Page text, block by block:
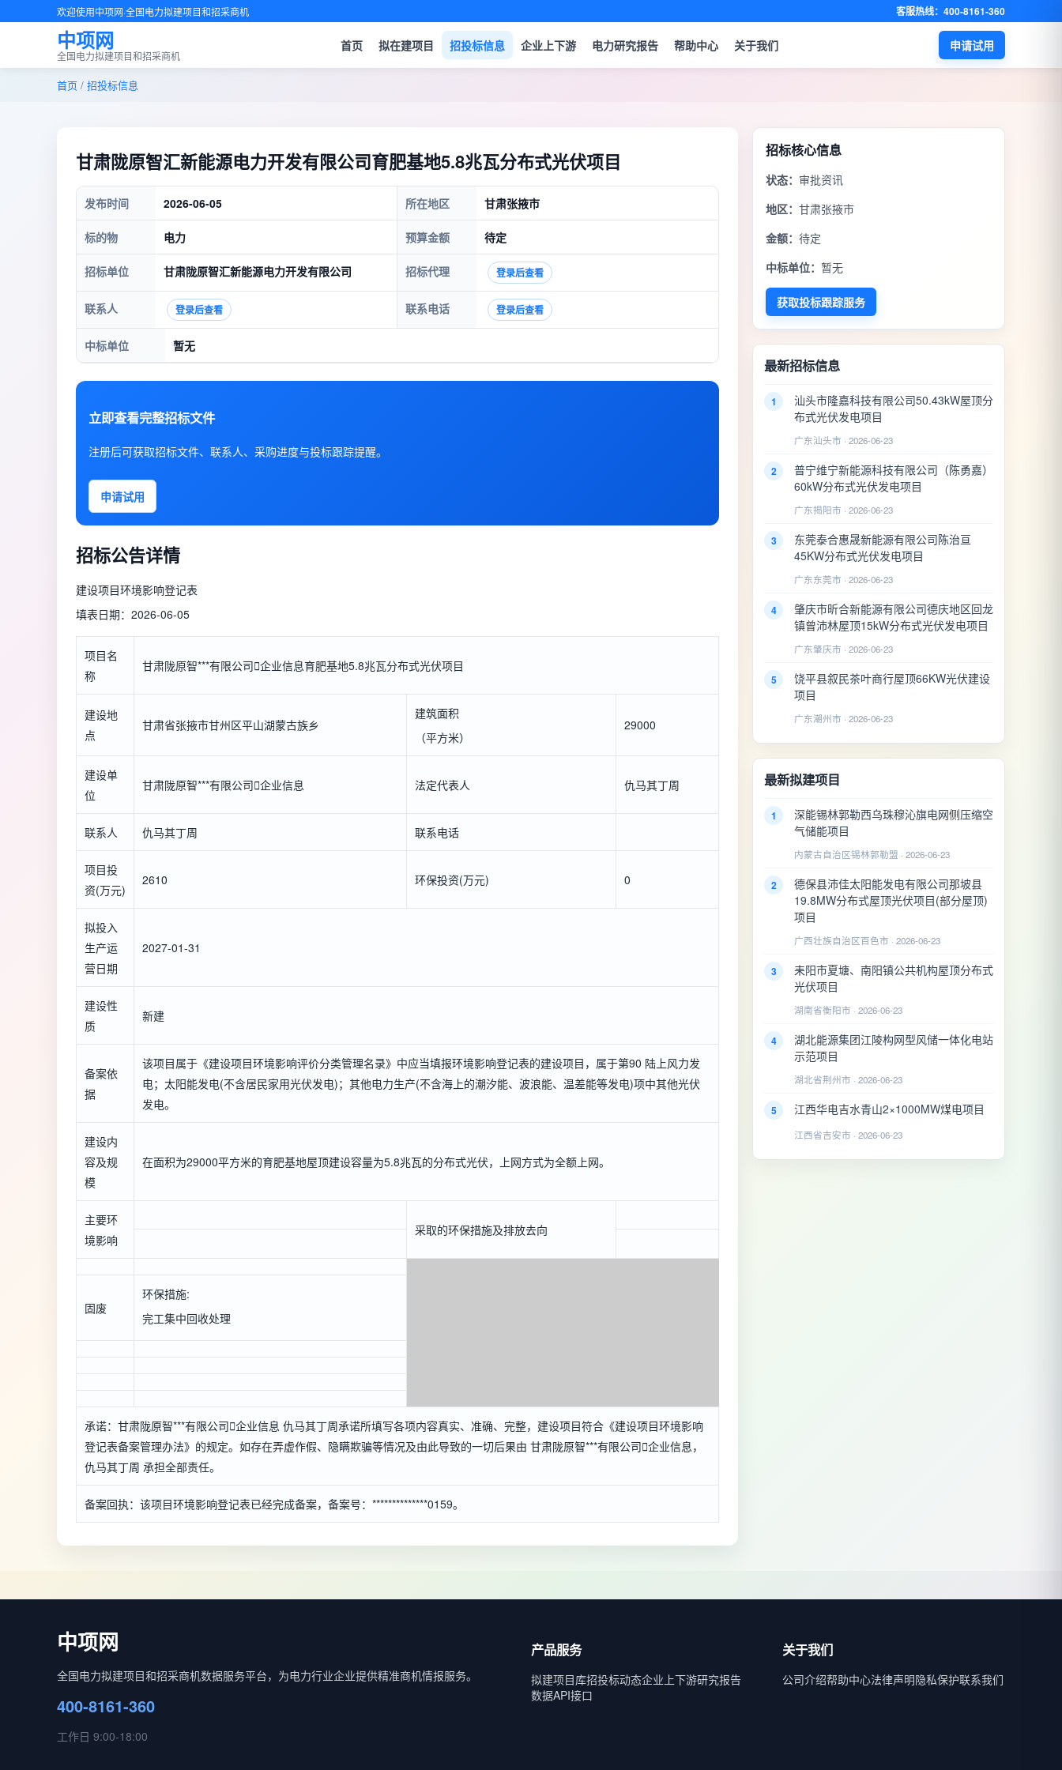
欢迎使用中项网·全国电力拟建项目和招采商机 客服热线：400-8161-360
中项网
全国电力拟建项目和招采商机
首页 拟在建项目 招投标信息 企业上下游 电力研究报告 帮助中心 关于我们 申请试用
首页 / 招投标信息
甘肃陇原智汇新能源电力开发有限公司育肥基地5.8兆瓦分布式光伏项目
发布时间 2026-06-05 所在地区 甘肃张掖市
标的物 电力 预算金额 待定
招标单位 甘肃陇原智汇新能源电力开发有限公司 招标代理 登录后查看
联系人 登录后查看 联系电话 登录后查看
中标单位 暂无
立即查看完整招标文件
注册后可获取招标文件、联系人、采购进度与投标跟踪提醒。
申请试用
招标公告详情
建设项目环境影响登记表
填表日期：2026-06-05
项目名
称
甘肃陇原智***有限公司企业信息育肥基地5.8兆瓦分布式光伏项目
建设地
点
甘肃省张掖市甘州区平山湖蒙古族乡
建筑面积
（平方米）
29000
建设单
位
甘肃陇原智***有限公司企业信息 法定代表人 仇马其丁周
联系人 仇马其丁周 联系电话
项目投
资(万元)
2610 环保投资(万元) 0
拟投入
生产运
营日期
2027-01-31
建设性
质
新建
备案依
据
该项目属于《建设项目环境影响评价分类管理名录》中应当填报环境影响登记表的建设项目，属于第90 陆上风力发
电；太阳能发电(不含居民家用光伏发电)；其他电力生产(不含海上的潮汐能、波浪能、温差能等发电)项中其他光伏
发电。
建设内
容及规
模
在面积为29000平方米的育肥基地屋顶建设容量为5.8兆瓦的分布式光伏，上网方式为全额上网。
主要环
境影响
采取的环保措施及排放去向
固废
环保措施:
完工集中回收处理
承诺：甘肃陇原智***有限公司企业信息 仇马其丁周承诺所填写各项内容真实、准确、完整，建设项目符合《建设项目环境影响
登记表备案管理办法》的规定。如存在弄虚作假、隐瞒欺骗等情况及由此导致的一切后果由 甘肃陇原智***有限公司企业信息，
仇马其丁周 承担全部责任。
备案回执：该项目环境影响登记表已经完成备案，备案号：**************0159。
招标核心信息
状态： 审批资讯
地区： 甘肃张掖市
金额： 待定
中标单位： 暂无
获取投标跟踪服务
最新招标信息
1
汕头市隆嘉科技有限公司50.43kW屋顶分
布式光伏发电项目
广东汕头市 · 2026-06-23
2
普宁维宁新能源科技有限公司（陈勇嘉）
60kW分布式光伏发电项目
广东揭阳市 · 2026-06-23
3
东莞泰合惠晟新能源有限公司陈治亘
45KW分布式光伏发电项目
广东东莞市 · 2026-06-23
4
肇庆市昕合新能源有限公司德庆地区回龙
镇曾沛林屋顶15kW分布式光伏发电项目
广东肇庆市 · 2026-06-23
5
饶平县叙民茶叶商行屋顶66KW光伏建设
项目
广东潮州市 · 2026-06-23
最新拟建项目
1
深能锡林郭勒西乌珠穆沁旗电网侧压缩空
气储能项目
内蒙古自治区锡林郭勒盟 · 2026-06-23
2
德保县沛佳太阳能发电有限公司那坡县
19.8MW分布式屋顶光伏项目(部分屋顶)
项目
广西壮族自治区百色市 · 2026-06-23
3
耒阳市夏塘、南阳镇公共机构屋顶分布式
光伏项目
湖南省衡阳市 · 2026-06-23
4
湖北能源集团江陵构网型风储一体化电站
示范项目
湖北省荆州市 · 2026-06-23
5 江西华电吉水青山2×1000MW煤电项目
江西省吉安市 · 2026-06-23
中项网
全国电力拟建项目和招采商机数据服务平台，为电力行业企业提供精准商机情报服务。
400-8161-360
工作日 9:00-18:00
产品服务
拟建项目库招投标动态企业上下游研究报告
数据API接口
关于我们
公司介绍帮助中心法律声明隐私保护联系我们